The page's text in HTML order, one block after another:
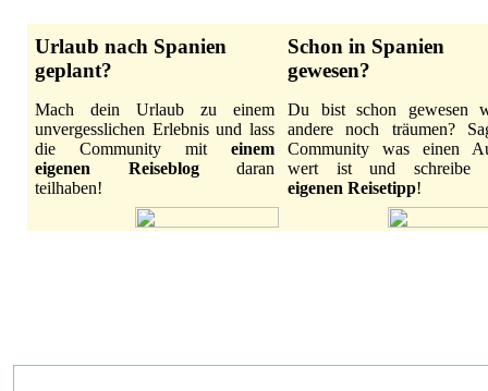
Urlaub nach Spanien
geplant?
Mach dein Urlaub zu einem
unvergesslichen Erlebnis und lass
die Community mit einem
eigenen Reiseblogdaran
teilhaben!
Schon in Spanien
gewesen?
Du bist schon gewesen
andere noch träumen?
Community was einen
wert ist und schreibe
eigenen Reisetipp!